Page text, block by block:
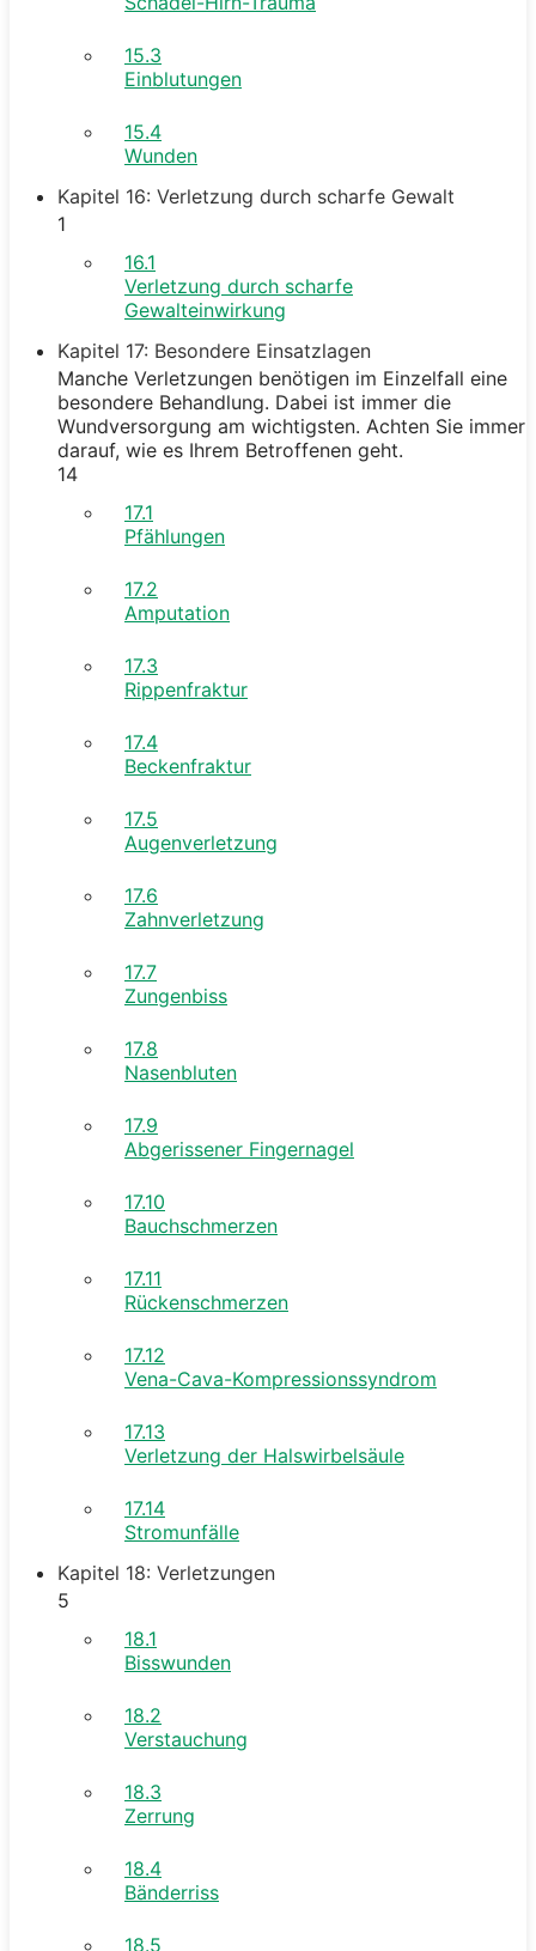
15.3
Einblutungen
15.4
Wunden
Kapitel 16: Verletzung durch scharfe Gewalt
1
16.1
Verletzung durch scharfe
Gewalteinwirkung
Kapitel 17: Besondere Einsatzlagen
Manche Verletzungen benötigen im Einzelfall eine
besondere Behandlung. Dabei ist immer die
Wundversorgung am wichtigsten. Achten Sie immer
darauf, wie es Ihrem Betroffenen geht.
14
17.1
Pfählungen
17.2
Amputation
17.3
Rippenfraktur
17.4
Beckenfraktur
17.5
Augenverletzung
17.6
Zahnverletzung
17.7
Zungenbiss
17.8
Nasenbluten
17.9
Abgerissener Fingernagel
17.10
Bauchschmerzen
17.11
Rückenschmerzen
17.12
Vena-Cava-Kompressionssyndrom
17.13
Verletzung der Halswirbelsäule
17.14
Stromunfälle
Kapitel 18: Verletzungen
5
18.1
Bisswunden
18.2
Verstauchung
18.3
Zerrung
18.4
Bänderriss
18.5